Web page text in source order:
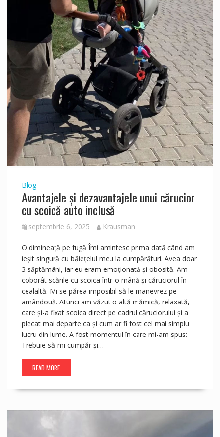
Blog
Avantajele și dezavantajele unui cărucior
cu scoică auto inclusă
septembrie 6, 2025 Krausman
O dimineață pe fugă Îmi amintesc prima dată când am
ieșit singură cu băiețelul meu la cumpărături. Avea doar
3 săptămâni, iar eu eram emoționată și obosită. Am
coborât scările cu scoica într-o mână și căruciorul în
cealaltă. Mi se părea imposibil să le manevrez pe
amândouă. Atunci am văzut o altă mămică, relaxată,
care și-a fixat scoica direct pe cadrul căruciorului și a
plecat mai departe ca și cum ar fi fost cel mai simplu
lucru din lume. A fost momentul în care mi-am spus:
Trebuie să-mi cumpăr și…
READ MORE